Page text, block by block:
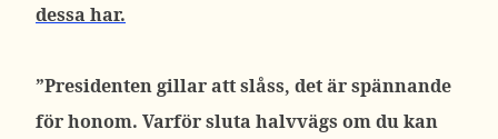
dessa har.
”Presidenten gillar att slåss, det är spännande
för honom. Varför sluta halvvägs om du kan